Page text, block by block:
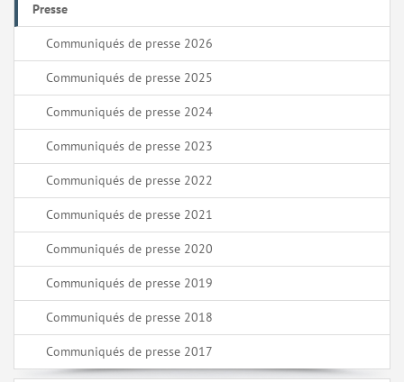
Presse
Communiqués de presse 2026
Communiqués de presse 2025
Communiqués de presse 2024
Communiqués de presse 2023
Communiqués de presse 2022
Communiqués de presse 2021
Communiqués de presse 2020
Communiqués de presse 2019
Communiqués de presse 2018
Communiqués de presse 2017